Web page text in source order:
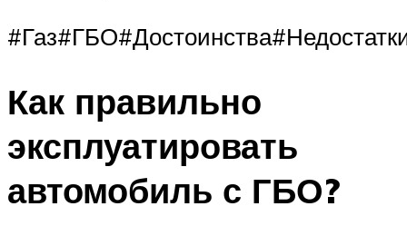
Как правильно
эксплуатировать
автомобиль с ГБО?